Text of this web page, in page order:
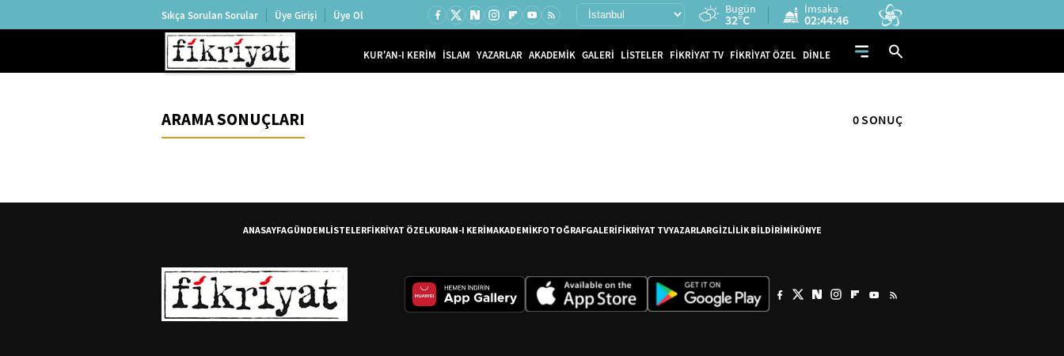
Sıkça Sorulan Sorular Üye Girişi Üye Ol Bugün
32°C
İmsaka
02:44:46
KUR'AN-I KERİM İSLAM YAZARLAR AKADEMİK GALERİ LİSTELER FİKRİYAT TV FİKRİYAT ÖZEL DİNLE
ARAMA SONUÇLARI 0 SONUÇ
ANASAYFAGÜNDEMLİSTELERFİKRİYAT ÖZELKURAN-I KERİMAKADEMİKFOTOĞRAFGALERİFİKRİYAT TVYAZARLARGİZLİLİK BİLDİRİMİKÜNYE